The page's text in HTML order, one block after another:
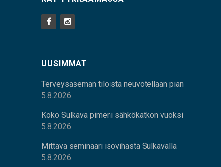
UUSIMMAT
Terveysaseman tiloista neuvotellaan pian
5.8.2026
Koko Sulkava pimeni sähkökatkon vuoksi
5.8.2026
Mittava seminaari isovihasta Sulkavalla
5.8.2026